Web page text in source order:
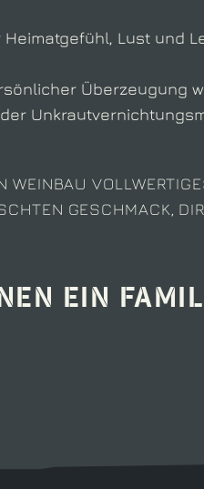
Lust und
Überzeugung
GESCHMACK,
ein